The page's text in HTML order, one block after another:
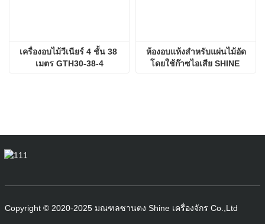
เครื่องอบไม้วีเนียร์ 4 ชั้น 38
เมตร GTH30-38-4
ห้องอบแห้งสำหรับแผ่นไม้อัด
โดยใช้ก๊าซไอเสีย SHINE
Copyright © 2020-2025 มณฑลซานตง Shine เครื่องจักร Co.,Ltd